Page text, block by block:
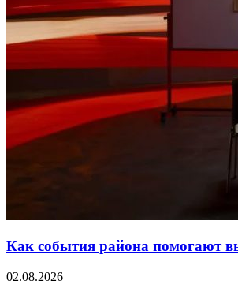
Как события района помогают
02.08.2026